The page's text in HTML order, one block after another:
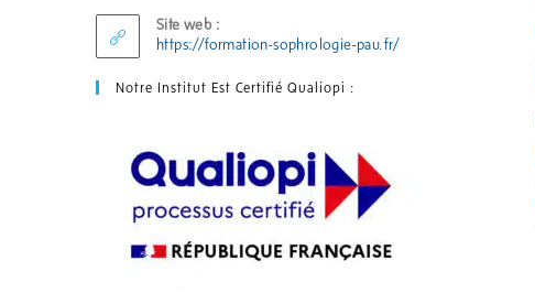
Site web :
https://formation-sophrologie-pau.fr/
Notre Institut Est Certifié Qualiopi :